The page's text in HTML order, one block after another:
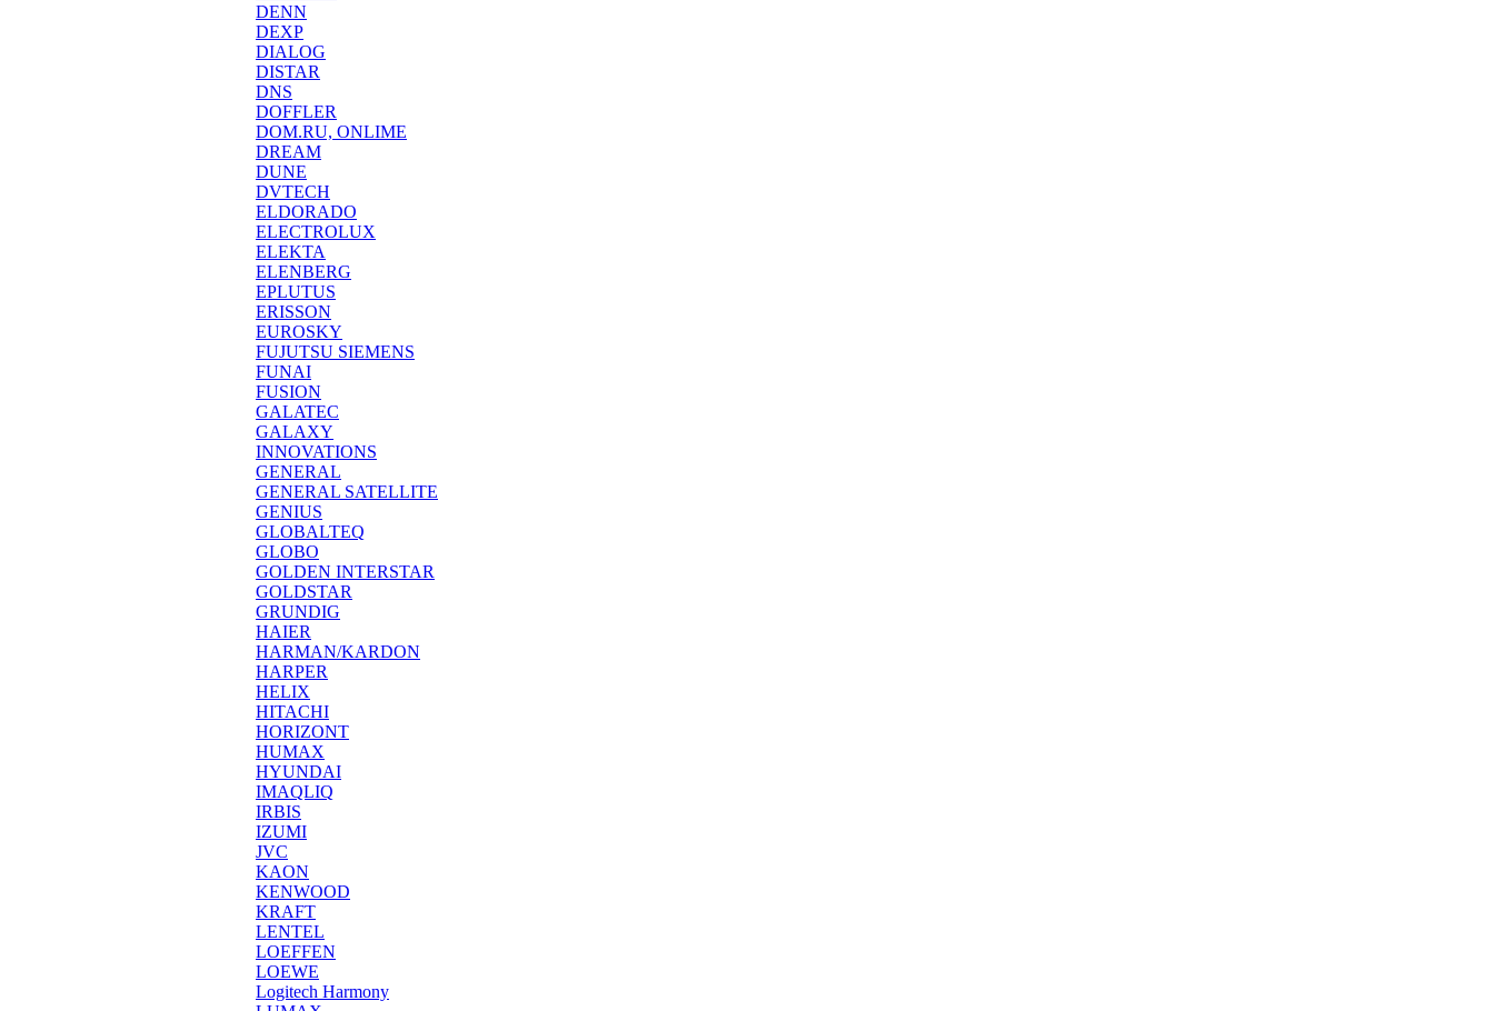
DENN
DEXP
DIALOG
DISTAR
DNS
DOFFLER
DOM.RU, ONLIME
DREAM
DUNE
DVTECH
ELDORADO
ELECTROLUX
ELEKTA
ELENBERG
EPLUTUS
ERISSON
EUROSKY
FUJUTSU SIEMENS
FUNAI
FUSION
GALATEC
GALAXY
INNOVATIONS
GENERAL
GENERAL SATELLITE
GENIUS
GLOBALTEQ
GLOBO
GOLDEN INTERSTAR
GOLDSTAR
GRUNDIG
HAIER
HARMAN/KARDON
HARPER
HELIX
HITACHI
HORIZONT
HUMAX
HYUNDAI
IMAQLIQ
IRBIS
IZUMI
JVC
KAON
KENWOOD
KRAFT
LENTEL
LOEFFEN
LOEWE
Logitech Harmony